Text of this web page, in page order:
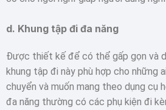
d. Khung tập đi đa năng
Được thiết kế để có thể gấp gọn và
khung tập đi này phù hợp cho những
chuyển và muốn mang theo dụng cụ
đa năng thường có các phụ kiện đi